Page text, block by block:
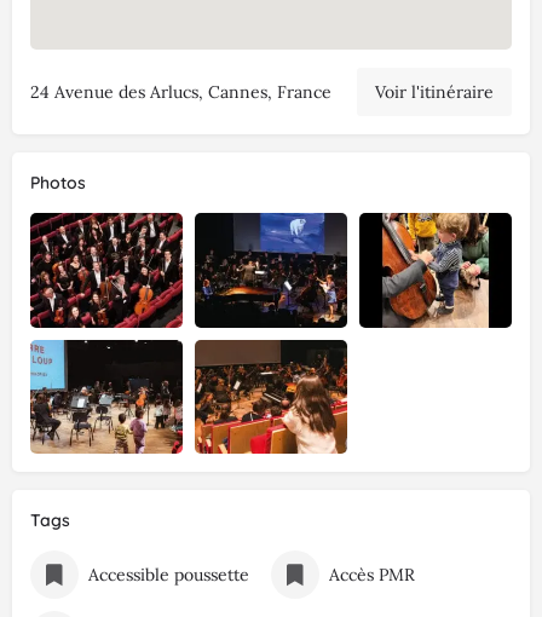
24 Avenue des Arlucs, Cannes, France Voir l'itinéraire
Photos
Tags
Accessible poussette Accès PMR